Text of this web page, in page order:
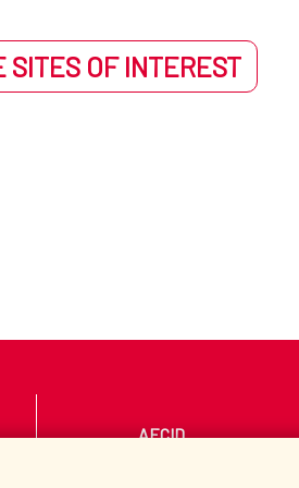
SITES OF INTEREST
AECID